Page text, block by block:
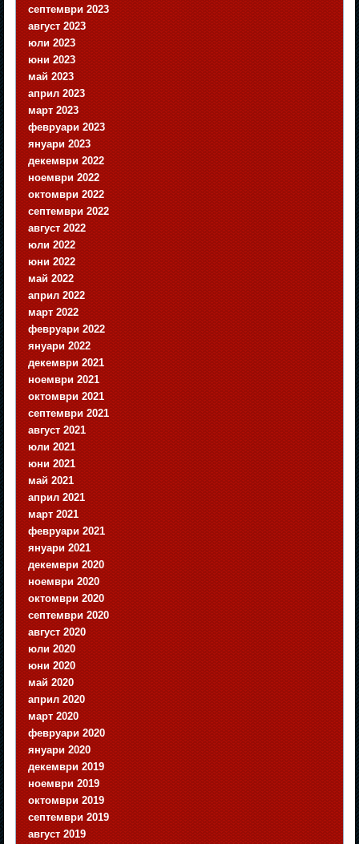
септември 2023
август 2023
юли 2023
юни 2023
май 2023
април 2023
март 2023
февруари 2023
януари 2023
декември 2022
ноември 2022
октомври 2022
септември 2022
август 2022
юли 2022
юни 2022
май 2022
април 2022
март 2022
февруари 2022
януари 2022
декември 2021
ноември 2021
октомври 2021
септември 2021
август 2021
юли 2021
юни 2021
май 2021
април 2021
март 2021
февруари 2021
януари 2021
декември 2020
ноември 2020
октомври 2020
септември 2020
август 2020
юли 2020
юни 2020
май 2020
април 2020
март 2020
февруари 2020
януари 2020
декември 2019
ноември 2019
октомври 2019
септември 2019
август 2019